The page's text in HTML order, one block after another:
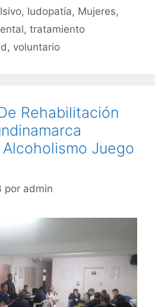
, ludopatía, Mujeres,
, tratamiento
, voluntario
Rehabilitación
Juego
por admin